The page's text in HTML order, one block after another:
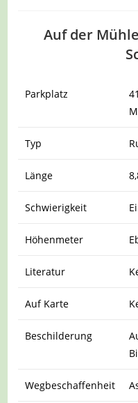
Auf der
Parkplatz
Typ
Länge
Schwierigkeit
Höhenmeter
Literatur
Auf Karte
Beschilderung
Wegbeschaffenheit